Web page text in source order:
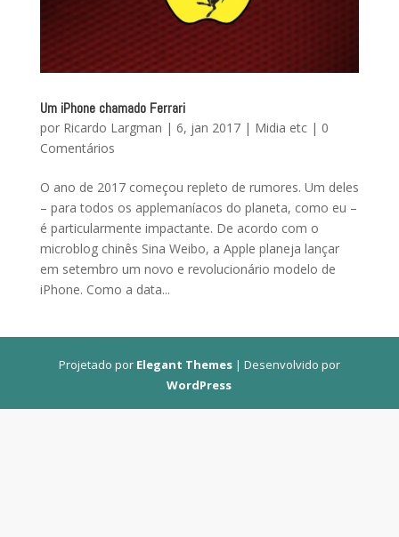
Um iPhone chamado Ferrari
por Ricardo Largman | 6, jan 2017| Midia etc| 0
Comentários
O ano de 2017 começou repleto de rumores. Um deles
– para todos os applemaníacos do planeta, como eu –
é particularmente impactante. De acordo com o
microblog chinês Sina Weibo, a Apple planeja lançar
em setembro um novo e revolucionário modelo de
iPhone. Como a data...
Projetado por Elegant Themes| Desenvolvido por
WordPress